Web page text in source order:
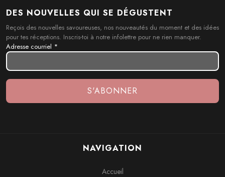
DES NOUVELLES QUI SE DÉGUSTENT
Reçois des nouvelles savoureuses, nos nouveautés du moment et des idées
pour tes réceptions. Inscris-toi à notre infolettre pour ne rien manquer.
Adresse courriel *
NAVIGATION
Accueil